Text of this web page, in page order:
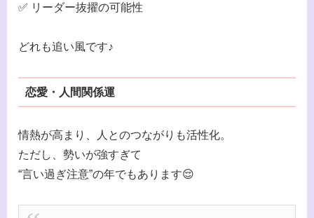
✅ リーダー抜擢の可能性
どれも追い風です♪
恋愛・人間関係運
情熱が高まり、人とのつながりも活性化。
ただし、勢いが強すぎて
“言い過ぎ注意”の年でもあります😌